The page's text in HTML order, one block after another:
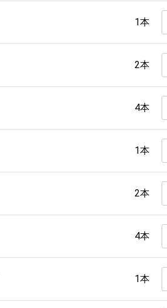
1本
2本
4本
1本
2本
4本
1本